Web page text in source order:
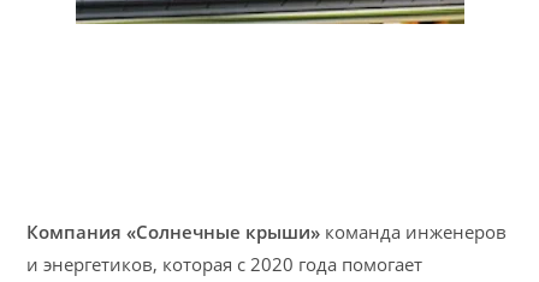
Компания «Солнечные крыши» команда инженеров
и энергетиков, которая с 2020 года помогает